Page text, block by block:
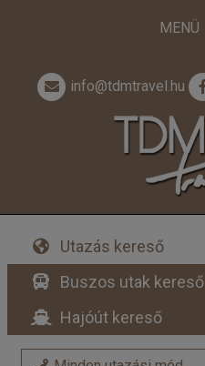
MENÜ
info@tdmtravel.hu
Utazás kereső
Buszos utak kereső
Hajóút kereső